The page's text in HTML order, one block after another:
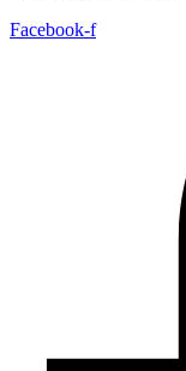
Facebook-f